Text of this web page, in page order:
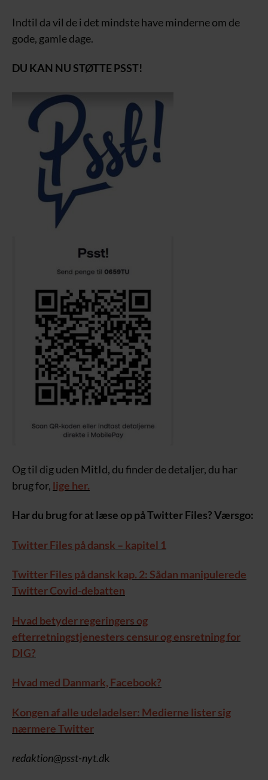
Indtil da vil de i det mindste have minderne om de
gode, gamle dage.
DU KAN NU STØTTE PSST!
Og til dig uden MitId, du finder de detaljer, du har
brug for, lige her.
Har du brug for at læse op på Twitter Files? Værsgo:
Twitter Files på dansk – kapitel 1
Twitter Files på dansk kap. 2: Sådan manipulerede
Twitter Covid-debatten
Hvad betyder regeringers og
efterretningstjenesters censur og ensretning for
DIG?
Hvad med Danmark, Facebook?
Kongen af alle udeladelser: Medierne lister sig
nærmere Twitter
redaktion@psst-nyt.dk